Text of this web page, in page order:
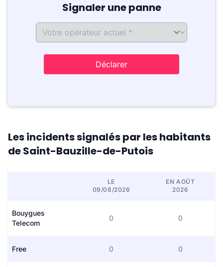
Signaler une panne
Déclarer
Les incidents signalés par les habitants
de Saint-Bauzille-de-Putois
LE
09/08/2026
EN AOÛT
2026
Bouygues
Telecom
0 0
Free 0 0